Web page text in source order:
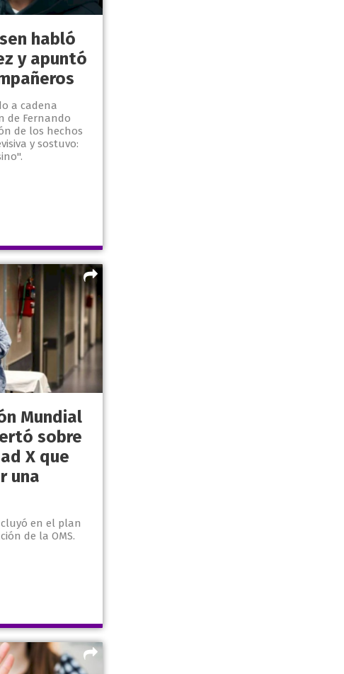
habló
y apuntó
a cadena
de Fernando
de los hechos
y sostuvo:
Mundial
sobre
X que
una
en el plan
de la OMS.